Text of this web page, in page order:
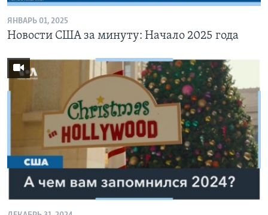
ЯНВАРЬ 01, 2025
Новости США за минуту: Начало 2025 года